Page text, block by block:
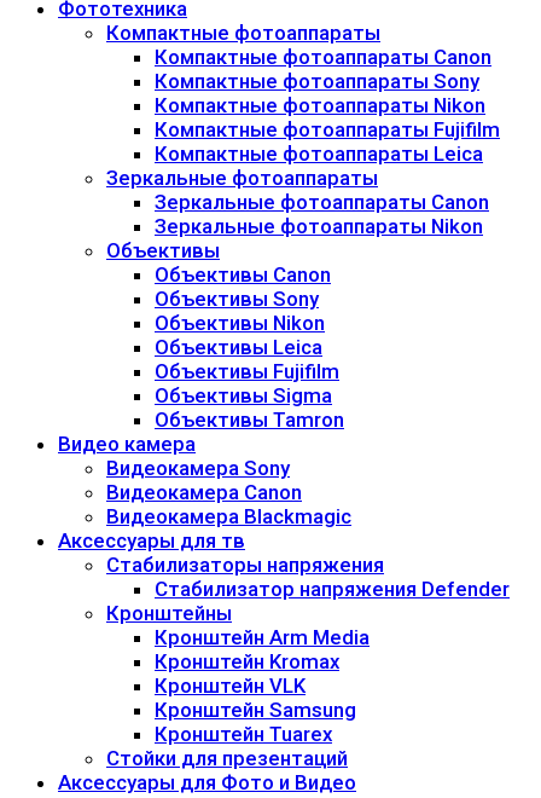
Фототехника
Компактные фотоаппараты
Компактные фотоаппараты Canon
Компактные фотоаппараты Sony
Компактные фотоаппараты Nikon
Компактные фотоаппараты Fujifilm
Компактные фотоаппараты Leica
Зеркальные фотоаппараты
Зеркальные фотоаппараты Canon
Зеркальные фотоаппараты Nikon
Объективы
Объективы Canon
Объективы Sony
Объективы Nikon
Объективы Leica
Объективы Fujifilm
Объективы Sigma
Объективы Tamron
Видео камера
Видеокамера Sony
Видеокамера Canon
Видеокамера Blackmagic
Аксессуары для тв
Стабилизаторы напряжения
Стабилизатор напряжения Defender
Кронштейны
Кронштейн Arm Media
Кронштейн Kromax
Кронштейн VLK
Кронштейн Samsung
Кронштейн Tuarex
Стойки для презентаций
Аксессуары для Фото и Видео